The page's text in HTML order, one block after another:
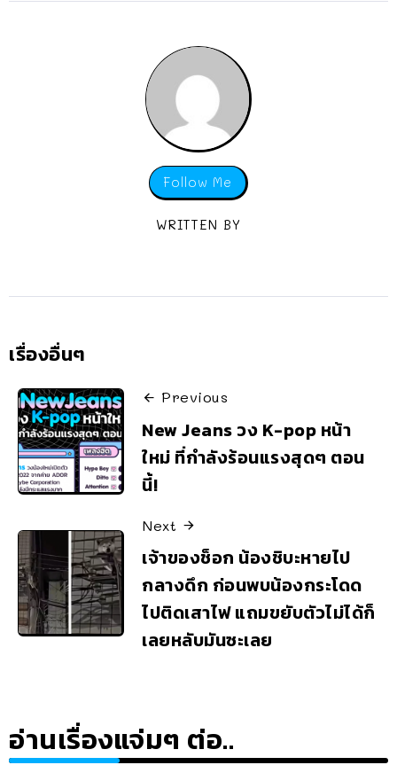
Follow Me
WRITTEN BY
เรื่องอื่นๆ
Previous
New Jeans วง K-pop หน้า
ใหม่ ที่กำลังร้อนแรงสุดๆ ตอน
นี้!
Next
เจ้าของช็อก น้องชิบะหายไป
กลางดึก ก่อนพบน้องกระโดด
ไปติดเสาไฟ แถมขยับตัวไม่ได้ก็
เลยหลับมันซะเลย
อ่านเรื่องแจ่มๆ ต่อ..